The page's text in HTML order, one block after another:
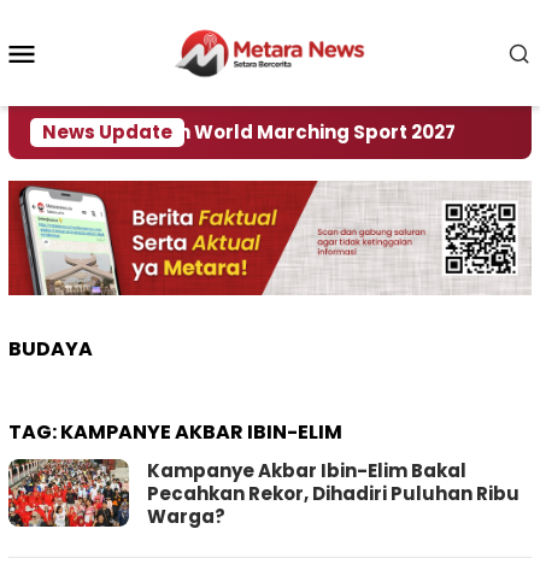
konten
News Update
Tuan Rumah World Marching Sport 2027
BUDAYA
TAG:KAMPANYE AKBAR IBIN-ELIM
Kampanye Akbar Ibin-Elim Bakal
Pecahkan Rekor, Dihadiri Puluhan Ribu
Warga?